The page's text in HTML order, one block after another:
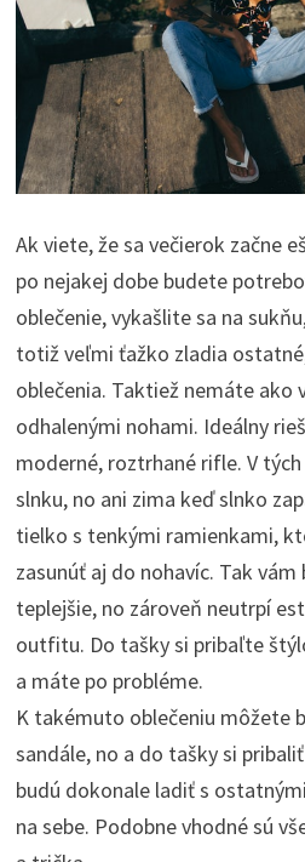
Ak viete, že sa večierok začne
po nejakej dobe budete
oblečenie, vykašlite sa na
totiž veľmi ťažko zladia
oblečenia. Taktiež nemáte ako
odhalenými nohami. Ideálny
moderné, roztrhané rifle. V
slnku, no ani zima keď slnko
tielko s tenkými ramienkami,
zasunúť aj do nohavíc. Tak
teplejšie, no zároveň neutrpí
outfitu. Do tašky si pribaľte
a máte po probléme.
K takémuto oblečeniu môžete
sandále, no a do tašky si
budú dokonale ladiť s
na sebe. Podobne vhodné sú